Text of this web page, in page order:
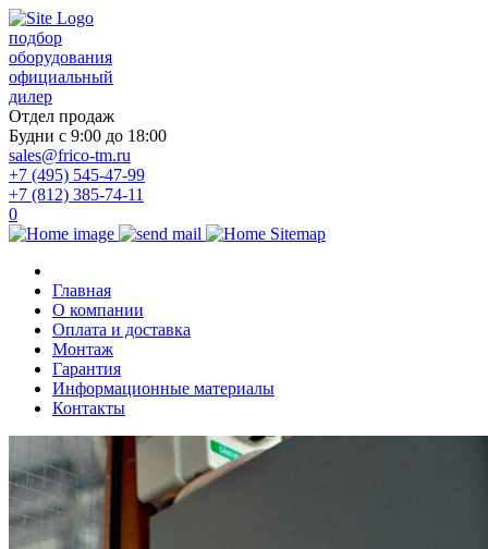
подбор
оборудования
официальный
дилер
Отдел продаж
Будни с 9:00 до 18:00
sales@frico-tm.ru
+7 (495) 545-47-99
+7 (812) 385-74-11
0
Главная
О компании
Оплата и доставка
Монтаж
Гарантия
Информационные материалы
Контакты